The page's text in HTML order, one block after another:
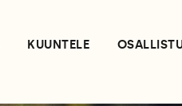
KUUNTELE